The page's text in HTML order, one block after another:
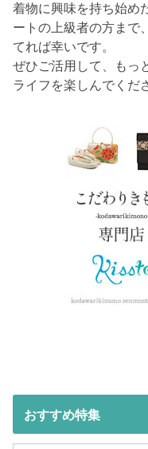
着物に興味を持ち始め
ートの上級者の方まで
てれば幸いです。
ぜひご活用して、もっ
ライフを楽しんでくだ
おすすめ特集